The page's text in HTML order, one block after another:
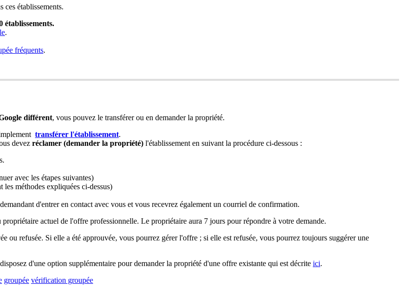
établissements.
établissements.
.
fréquents.
différent, vous pouvez le transférer ou en demander la propriété.
transférer l'établissement.
devez réclamer (demander la propriété) l'établissement en suivant la procédure ci-dessous :
avec les étapes suivantes)
méthodes expliquées ci-dessus)
d'entrer en contact avec vous et vous recevrez également un courriel de confirmation.
actuel de l'offre professionnelle. Le propriétaire aura 7 jours pour répondre à votre demande.
ou refusée. Si elle a été approuvée, vous pourrez gérer l'offre ; si elle est refusée, vous pourrez toujours suggérer une
d'une option supplémentaire pour demander la propriété d'une offre existante qui est décrite ici.
groupée vérification groupée